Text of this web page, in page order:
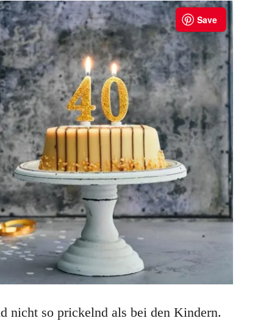
nicht so prickelnd als bei den Kindern.